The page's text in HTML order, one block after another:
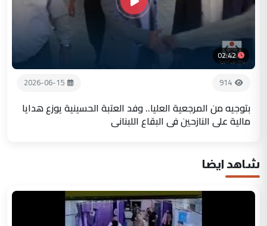
02:42
914
2026-06-15
بتوجيه من المرجعية العليا.. وفد العتبة الحسينية يوزع هدايا
مالية على النازحين في البقاع اللبناني
شاهد ايضا